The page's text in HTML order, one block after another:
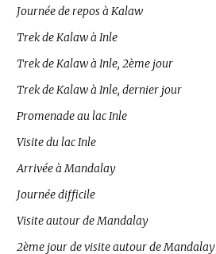
Journée de repos à Kalaw
Trek de Kalaw à Inle
Trek de Kalaw à Inle, 2ème jour
Trek de Kalaw à Inle, dernier jour
Promenade au lac Inle
Visite du lac Inle
Arrivée à Mandalay
Journée difficile
Visite autour de Mandalay
2ème jour de visite autour de Mandalay